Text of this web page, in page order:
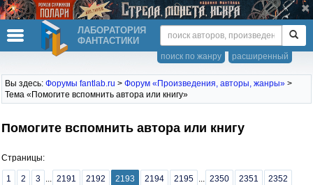
ЛАБОРАТОРИЯ
ФАНТАСТИКИ
расширенный
поиск по жанру
Вы здесь: Форумы fantlab.ru > Форум «Произведения, авторы, жанры» >
Тема «Помогите вспомнить автора или книгу»
Помогите вспомнить автора или книгу
Страницы:
1 2 3 ... 2191 2192 2193 2194 2195 ... 2350 2351 2352